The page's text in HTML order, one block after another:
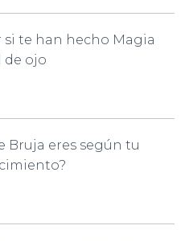
si te han hecho Magia
de ojo
Bruja eres según tu